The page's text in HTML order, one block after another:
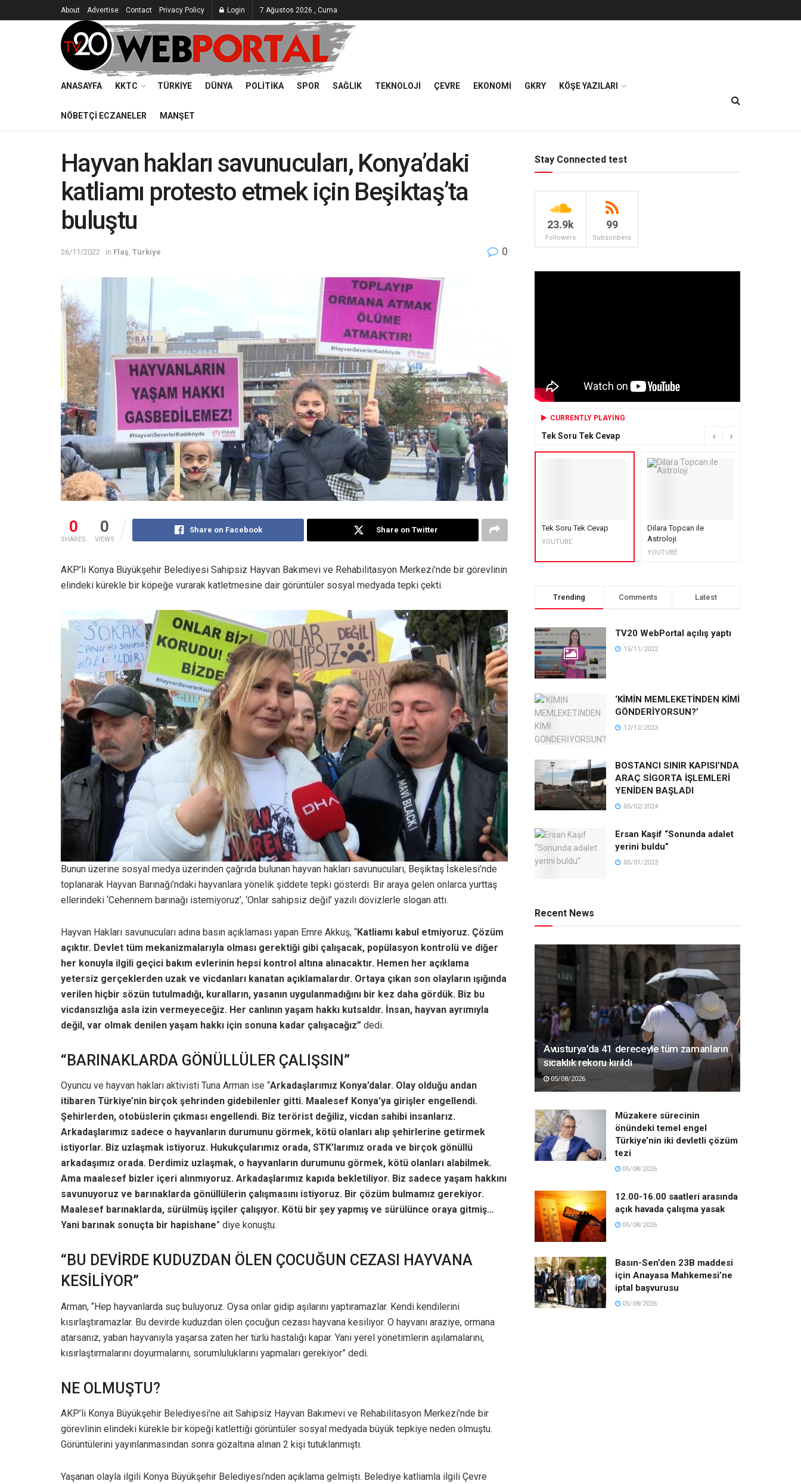
About Advertise Contact Privacy Policy Login 7 Ağustos 2026 , Cuma
ANASAYFA KKTC TÜRKIYE DÜNYA POLITIKA SPOR SAĞLIK TEKNOLOJI ÇEVRE EKONOMI GKRY KÖŞE YAZILARI
NÖBETÇI ECZANELER MANŞET
Hayvan hakları savunucuları, Konya’daki
katliamı protesto etmek için Beşiktaş’ta
buluştu
26/11/2022 in Flaş Türkiye 0
0
SHARES
0
VIEWS
Share on Facebook Share on Twitter
AKP’li Konya Büyükşehir Belediyesi Sahipsiz Hayvan Bakımevi ve Rehabilitasyon Merkezi’nde bir görevlinin
elindeki kürekle bir köpeğe vurarak katletmesine dair görüntüler sosyal medyada tepki çekti.
Bunun üzerine sosyal medya üzerinden çağrıda bulunan hayvan hakları savunucuları, Beşiktaş İskelesi’nde
toplanarak Hayvan Barınağı’ndaki hayvanlara yönelik şiddete tepki gösterdi. Bir araya gelen onlarca yurttaş
ellerindeki ‘Cehennem barınağı istemiyoruz’, ‘Onlar sahipsiz değil’ yazılı dövizlerle slogan attı.
Hayvan Hakları savunucuları adına basın açıklaması yapan Emre Akkuş, “Katliamı kabul etmiyoruz. Çözüm
açıktır. Devlet tüm mekanizmalarıyla olması gerektiği gibi çalışacak, popülasyon kontrolü ve diğer
her konuyla ilgili geçici bakım evlerinin hepsi kontrol altına alınacaktır. Hemen her açıklama
yetersiz gerçeklerden uzak ve vicdanları kanatan açıklamalardır. Ortaya çıkan son olayların ışığında
verilen hiçbir sözün tutulmadığı, kuralların, yasanın uygulanmadığını bir kez daha gördük. Biz bu
vicdansızlığa asla izin vermeyeceğiz. Her canlının yaşam hakkı kutsaldır. İnsan, hayvan ayrımıyla
değil, var olmak denilen yaşam hakkı için sonuna kadar çalışacağız” dedi.
“BARINAKLARDA GÖNÜLLÜLER ÇALIŞSIN”
Oyuncu ve hayvan hakları aktivisti Tuna Arman ise “Arkadaşlarımız Konya’dalar. Olay olduğu andan
itibaren Türkiye’nin birçok şehrinden gidebilenler gitti. Maalesef Konya’ya girişler engellendi.
Şehirlerden, otobüslerin çıkması engellendi. Biz terörist değiliz, vicdan sahibi insanlarız.
Arkadaşlarımız sadece o hayvanların durumunu görmek, kötü olanları alıp şehirlerine getirmek
istiyorlar. Biz uzlaşmak istiyoruz. Hukukçularımız orada, STK’larımız orada ve birçok gönüllü
arkadaşımız orada. Derdimiz uzlaşmak, o hayvanların durumunu görmek, kötü olanları alabilmek.
Ama maalesef bizler içeri alınmıyoruz. Arkadaşlarımız kapıda bekletiliyor. Biz sadece yaşam hakkını
savunuyoruz ve barınaklarda gönüllülerin çalışmasını istiyoruz. Bir çözüm bulmamız gerekiyor.
Maalesef barınaklarda, sürülmüş işçiler çalışıyor. Kötü bir şey yapmış ve sürülünce oraya gitmiş…
Yani barınak sonuçta bir hapishane” diye konuştu.
“BU DEVİRDE KUDUZDAN ÖLEN ÇOCUĞUN CEZASI HAYVANA
KESİLİYOR”
Arman, “Hep hayvanlarda suç buluyoruz. Oysa onlar gidip aşılarını yaptıramazlar. Kendi kendilerini
kısırlaştıramazlar. Bu devirde kuduzdan ölen çocuğun cezası hayvana kesiliyor. O hayvanı araziye, ormana
atarsanız, yaban hayvanıyla yaşarsa zaten her türlü hastalığı kapar. Yani yerel yönetimlerin aşılamalarını,
kısırlaştırmalarını doyurmalarını, sorumluluklarını yapmaları gerekiyor” dedi.
NE OLMUŞTU?
AKP’li Konya Büyükşehir Belediyesi’ne ait Sahipsiz Hayvan Bakımevi ve Rehabilitasyon Merkezi’nde bir
görevlinin elindeki kürekle bir köpeği katlettiği görüntüler sosyal medyada büyük tepkiye neden olmuştu.
Görüntülerini yayınlanmasından sonra gözaltına alınan 2 kişi tutuklanmıştı.
Yaşanan olayla ilgili Konya Büyükşehir Belediyesi’nden açıklama gelmişti. Belediye katliamla ilgili Çevre
Stay Connected test
23.9k
Followers
99
Subscribers
CURRENTLY PLAYING
Tek Soru Tek Cevap
Tek Soru Tek Cevap
YOUTUBE
Dilara Topcan ile
Astroloji
YOUTUBE
Trending Comments Latest
TV20 WebPortal açılış yaptı
15/11/2022
‘KİMİN MEMLEKETİNDEN KİMİ
GÖNDERİYORSUN?’
12/12/2023
BOSTANCI SINIR KAPISI’NDA
ARAÇ SİGORTA İŞLEMLERİ
YENİDEN BAŞLADI
05/02/2024
Ersan Kaşif “Sonunda adalet
yerini buldu”
05/01/2023
Recent News
Avusturya’da 41 dereceyle tüm zamanların
sıcaklık rekoru kırıldı
05/08/2026
Müzakere sürecinin
önündeki temel engel
Türkiye’nin iki devletli çözüm
tezi
05/08/2026
12.00-16.00 saatleri arasında
açık havada çalışma yasak
05/08/2026
Basın-Sen’den 23B maddesi
için Anayasa Mahkemesi’ne
iptal başvurusu
05/08/2026